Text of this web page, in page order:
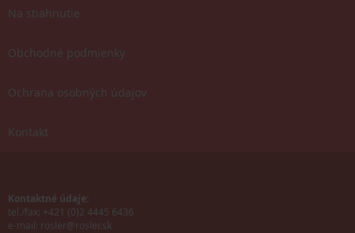
Na stiahnutie
Obchodné podmienky
Ochrana osobných údajov
Kontakt
Kontaktné údaje:
tel./fax: +421 (0)2 4445 6436
e-mail: rosler@rosler.sk